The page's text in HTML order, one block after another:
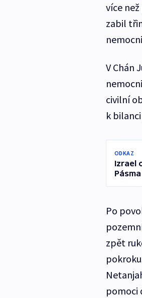
více
zabil
V Chán
civilní
k
ODKAZ
Izrael
Po
zpět
pomoci